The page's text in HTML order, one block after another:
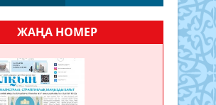
ЖАҢА НОМЕР